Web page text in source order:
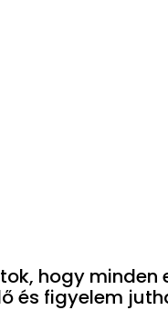
hogy minden
és figyelem